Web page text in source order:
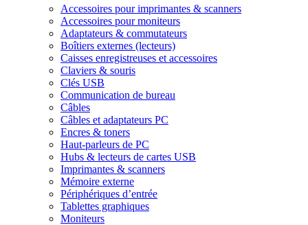
Accessoires pour imprimantes & scanners
Accessoires pour moniteurs
Adaptateurs & commutateurs
Boîtiers externes (lecteurs)
Caisses enregistreuses et accessoires
Claviers & souris
Clés USB
Communication de bureau
Câbles
Câbles et adaptateurs PC
Encres & toners
Haut-parleurs de PC
Hubs & lecteurs de cartes USB
Imprimantes & scanners
Mémoire externe
Périphériques d’entrée
Tablettes graphiques
Moniteurs